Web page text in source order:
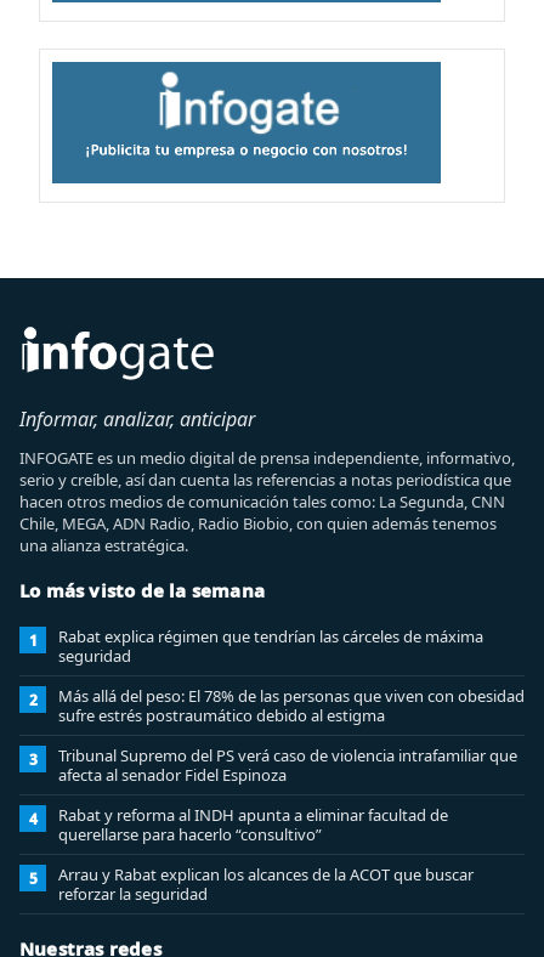
Informar, analizar, anticipar
INFOGATE es un medio digital de prensa independiente, informativo,
serio y creíble, así dan cuenta las referencias a notas periodística que
hacen otros medios de comunicación tales como: La Segunda, CNN
Chile, MEGA, ADN Radio, Radio Biobio, con quien además tenemos
una alianza estratégica.
Lo más visto de la semana
1
Rabat explica régimen que tendrían las cárceles de máxima
seguridad
2
Más allá del peso: El 78% de las personas que viven con obesidad
sufre estrés postraumático debido al estigma
3
Tribunal Supremo del PS verá caso de violencia intrafamiliar que
afecta al senador Fidel Espinoza
4
Rabat y reforma al INDH apunta a eliminar facultad de
querellarse para hacerlo “consultivo”
5
Arrau y Rabat explican los alcances de la ACOT que buscar
reforzar la seguridad
Nuestras redes